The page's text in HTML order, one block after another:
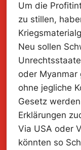
jetzt
Um die
zu stillen,
Neu sollen
oder
ohne jegliche
Gesetz
Erklärungen
Via USA oder
könnten so